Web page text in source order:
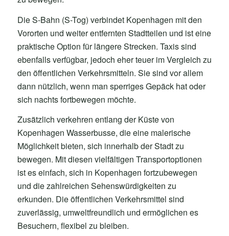
Die S-Bahn (S-Tog) verbindet Kopenhagen mit den
Vororten und weiter entfernten Stadtteilen und ist eine
praktische Option für längere Strecken. Taxis sind
ebenfalls verfügbar, jedoch eher teuer im Vergleich zu
den öffentlichen Verkehrsmitteln. Sie sind vor allem
dann nützlich, wenn man sperriges Gepäck hat oder
sich nachts fortbewegen möchte.
Zusätzlich verkehren entlang der Küste von
Kopenhagen Wasserbusse, die eine malerische
Möglichkeit bieten, sich innerhalb der Stadt zu
bewegen. Mit diesen vielfältigen Transportoptionen
ist es einfach, sich in Kopenhagen fortzubewegen
und die zahlreichen Sehenswürdigkeiten zu
erkunden. Die öffentlichen Verkehrsmittel sind
zuverlässig, umweltfreundlich und ermöglichen es
Besuchern, flexibel zu bleiben.